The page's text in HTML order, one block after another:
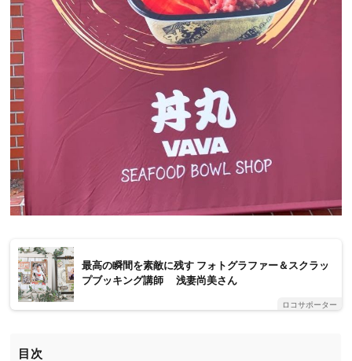
最高の瞬間を素敵に残す フォトグラファー＆スクラッ
プブッキング講師 浅妻尚美さん
ロコサポーター
目次